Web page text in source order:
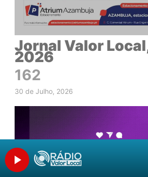
Jornal Valor
2026
162
30 de Julho, 2026